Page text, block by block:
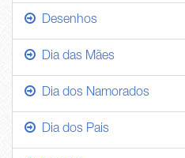
Desenhos
Dia das Mães
Dia dos Namorados
Dia dos Pais